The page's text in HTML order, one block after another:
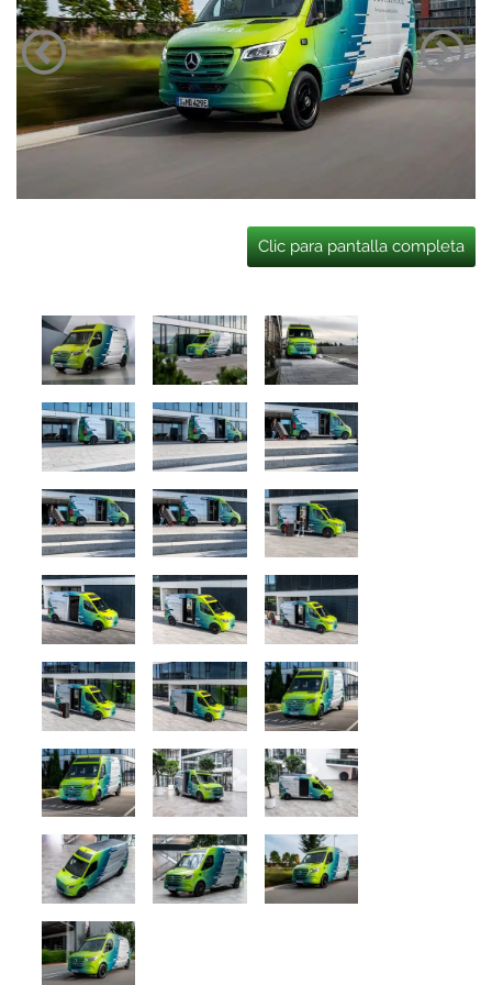
Clic para pantalla completa